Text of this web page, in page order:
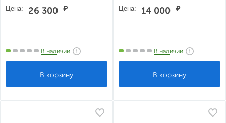
Цена: 26 300 ₽
В наличии
Цена: 14 000 ₽
В наличии